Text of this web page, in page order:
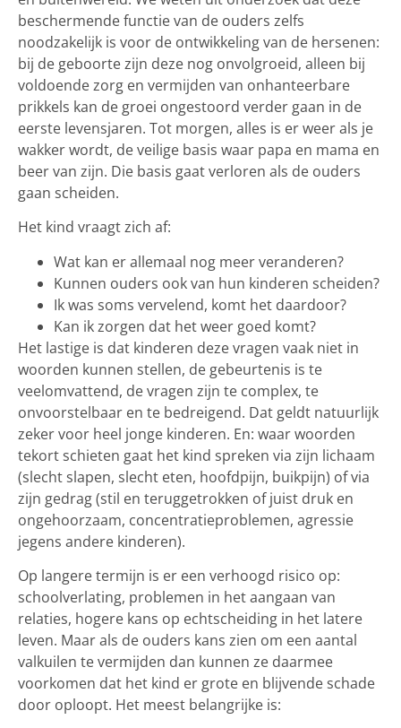
beschermende functie van de ouders zelfs
noodzakelijk is voor de ontwikkeling van de hersenen:
bij de geboorte zijn deze nog onvolgroeid, alleen bij
voldoende zorg en vermijden van onhanteerbare
prikkels kan de groei ongestoord verder gaan in de
eerste levensjaren. Tot morgen, alles is er weer als je
wakker wordt, de veilige basis waar papa en mama en
beer van zijn. Die basis gaat verloren als de ouders
gaan scheiden.
Het kind vraagt zich af:
Wat kan er allemaal nog meer veranderen?
Kunnen ouders ook van hun kinderen scheiden?
Ik was soms vervelend, komt het daardoor?
Kan ik zorgen dat het weer goed komt?
Het lastige is dat kinderen deze vragen vaak niet in
woorden kunnen stellen, de gebeurtenis is te
veelomvattend, de vragen zijn te complex, te
onvoorstelbaar en te bedreigend. Dat geldt natuurlijk
zeker voor heel jonge kinderen. En: waar woorden
tekort schieten gaat het kind spreken via zijn lichaam
(slecht slapen, slecht eten, hoofdpijn, buikpijn) of via
zijn gedrag (stil en teruggetrokken of juist druk en
ongehoorzaam, concentratieproblemen, agressie
jegens andere kinderen).
Op langere termijn is er een verhoogd risico op:
schoolverlating, problemen in het aangaan van
relaties, hogere kans op echtscheiding in het latere
leven. Maar als de ouders kans zien om een aantal
valkuilen te vermijden dan kunnen ze daarmee
voorkomen dat het kind er grote en blijvende schade
door oploopt. Het meest belangrijke is: